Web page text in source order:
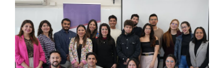
Estudiantes
Académicos
Funcionarios